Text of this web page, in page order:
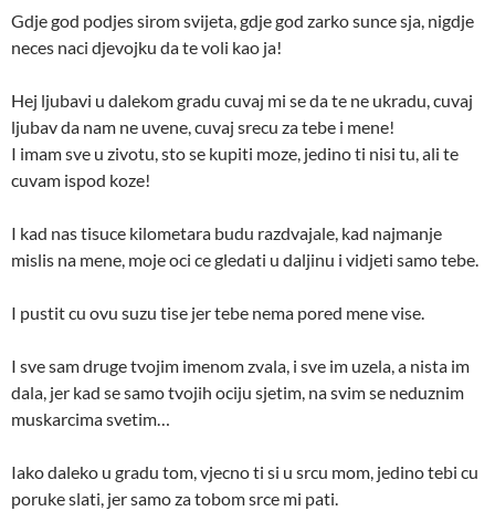
Gdje god podjes sirom svijeta, gdje god zarko sunce sja, nigdje
neces naci djevojku da te voli kao ja!
Hej ljubavi u dalekom gradu cuvaj mi se da te ne ukradu, cuvaj
ljubav da nam ne uvene, cuvaj srecu za tebe i mene!
I imam sve u zivotu, sto se kupiti moze, jedino ti nisi tu, ali te
cuvam ispod koze!
I kad nas tisuce kilometara budu razdvajale, kad najmanje
mislis na mene, moje oci ce gledati u daljinu i vidjeti samo tebe.
I pustit cu ovu suzu tise jer tebe nema pored mene vise.
I sve sam druge tvojim imenom zvala, i sve im uzela, a nista im
dala, jer kad se samo tvojih ociju sjetim, na svim se neduznim
muskarcima svetim…
Iako daleko u gradu tom, vjecno ti si u srcu mom, jedino tebi cu
poruke slati, jer samo za tobom srce mi pati.